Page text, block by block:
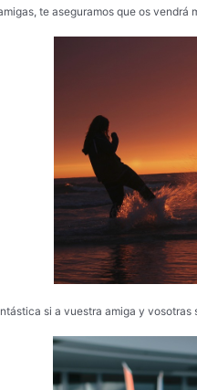
te aseguramos que os
si a vuestra amiga y